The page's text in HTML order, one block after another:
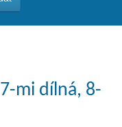
7-mi dílná, 8-